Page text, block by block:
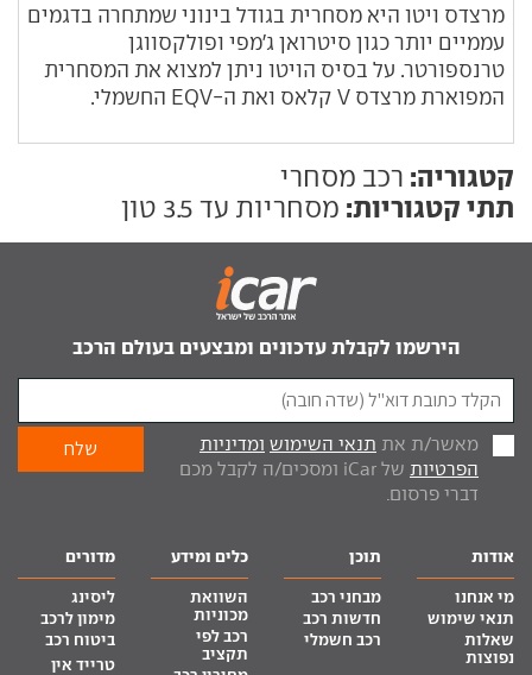
מרצדס ויטו היא מסחרית בגודל בינוני שמתחרה בדגמים
עממיים יותר כגון סיטרואן ג'מפי ופולקסווגן
טרנספורטר. על בסיס הויטו ניתן למצוא את המסחרית
המפוארת מרצדס V קלאס ואת ה-EQV החשמלי.
קטגוריה: רכב מסחרי
תתי קטגוריות: מסחריות עד 3.5 טון
הירשמו לקבלת עדכונים ומבצעים בעולם הרכב
מאשר/ת את תנאי השימוש ומדיניות
הפרטיות
של iCar ומסכים/ה לקבל מכם
דברי פרסום.
אודות
מי אנחנו
תנאי שימוש
שאלות
נפוצות
תוכן
מבחני רכב
חדשות רכב
רכב חשמלי
כלים ומידע
השוואת
מכוניות
רכב לפי
תקציב
מדורים
ליסינג
מימון לרכב
ביטוח רכב
טרייד אין